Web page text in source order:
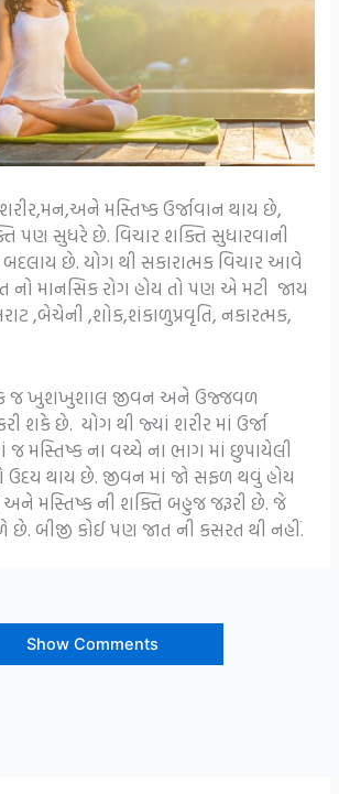
મસ્તિષ્ક ઉર્જાવાન થાય છે,
પણ સુધરે છે. વિચાર શક્તિ સુધારવાની
છે. યોગ થી સકારાત્મક વિચાર આવે
નો માનસિક રોગ હોય તો પણ એ મટી જાય
,બેચેની ,શોક,શંકાળુપ્રવૃતિ, નકારત્મક,
જ ખુશખુશાલ જીવન અને ઉજ્જવળ
શકે છે. યોગ થી જ્યાં શરીર માં ઉર્જા
જ મસ્તિષ્ક ના વચ્ચે ના ભાગ માં છુપાયેલી
ઉદય થાય છે. જીવન માં જો સફળ થવું હોય
અને મસ્તિષ્ક ની શક્તિ બહુજ જરૂરી છે. જે
છે. બીજી કોઈ પણ જાત ની કસરત થી નહીં.
Show Comments